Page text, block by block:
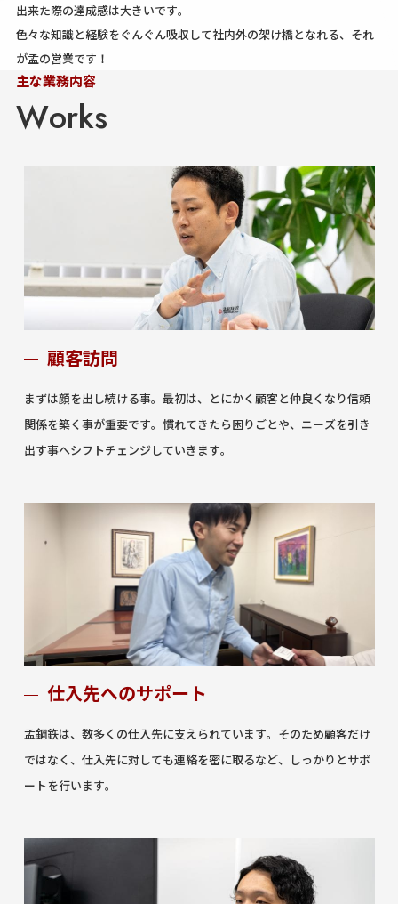
出来た際の達成感は大きいです。
色々な知識と経験をぐんぐん吸収して社内外の架け橋となれる、それ
が孟の営業です！
主な業務内容
顧客訪問
まずは顔を出し続ける事。最初は、とにかく顧客と仲良くなり信頼
関係を築く事が重要です。慣れてきたら困りごとや、ニーズを引き
出す事へシフトチェンジしていきます。
仕入先へのサポート
孟鋼鉃は、数多くの仕入先に支えられています。そのため顧客だけ
ではなく、仕入先に対しても連絡を密に取るなど、しっかりとサポ
ートを行います。